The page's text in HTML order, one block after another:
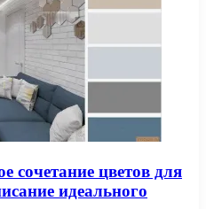
сочетание цветов для
идеального